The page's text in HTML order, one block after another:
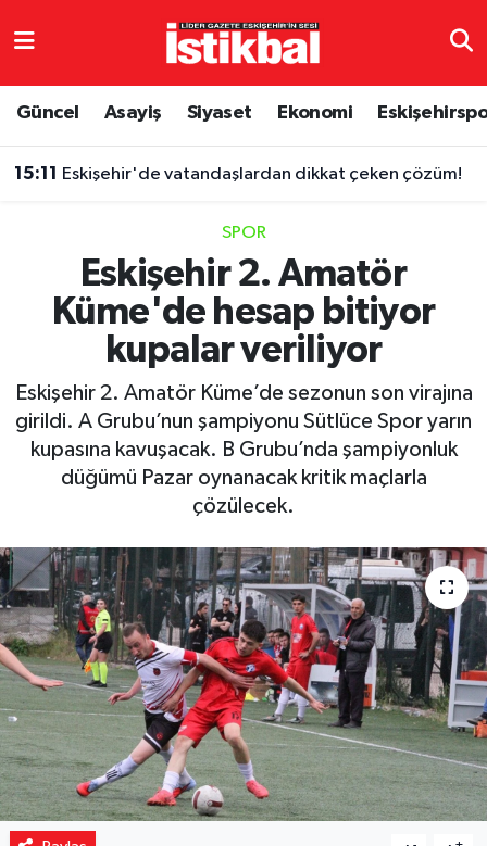
Güncel Asayiş Siyaset Ekonomi
15:11 Eskişehir'de vatandaşlardan dikkat çeken çözüm!
SPOR
Eskişehir 2. Amatör
Küme'de hesap bitiyor
kupalar veriliyor
Eskişehir 2. Amatör Küme’de sezonun son virajına
girildi. A Grubu’nun şampiyonu Sütlüce Spor yarın
kupasına kavuşacak. B Grubu’nda şampiyonluk
düğümü Pazar oynanacak kritik maçlarla
çözülecek.
Eskişehirspor
Spor
Eğitim
Ekonomi
Sağlık
Resmi ilanlar
Eskişehir Nöbetçi Eczaneler
TFF 3.Lig 4.Grup Puan Durumu ve Fikstür
Tüm Manşetler
Son Dakika Haberleri
Haber Arşivi